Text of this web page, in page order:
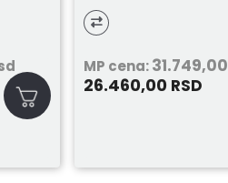
MP cena:31.749,00
26.460,00 RSD